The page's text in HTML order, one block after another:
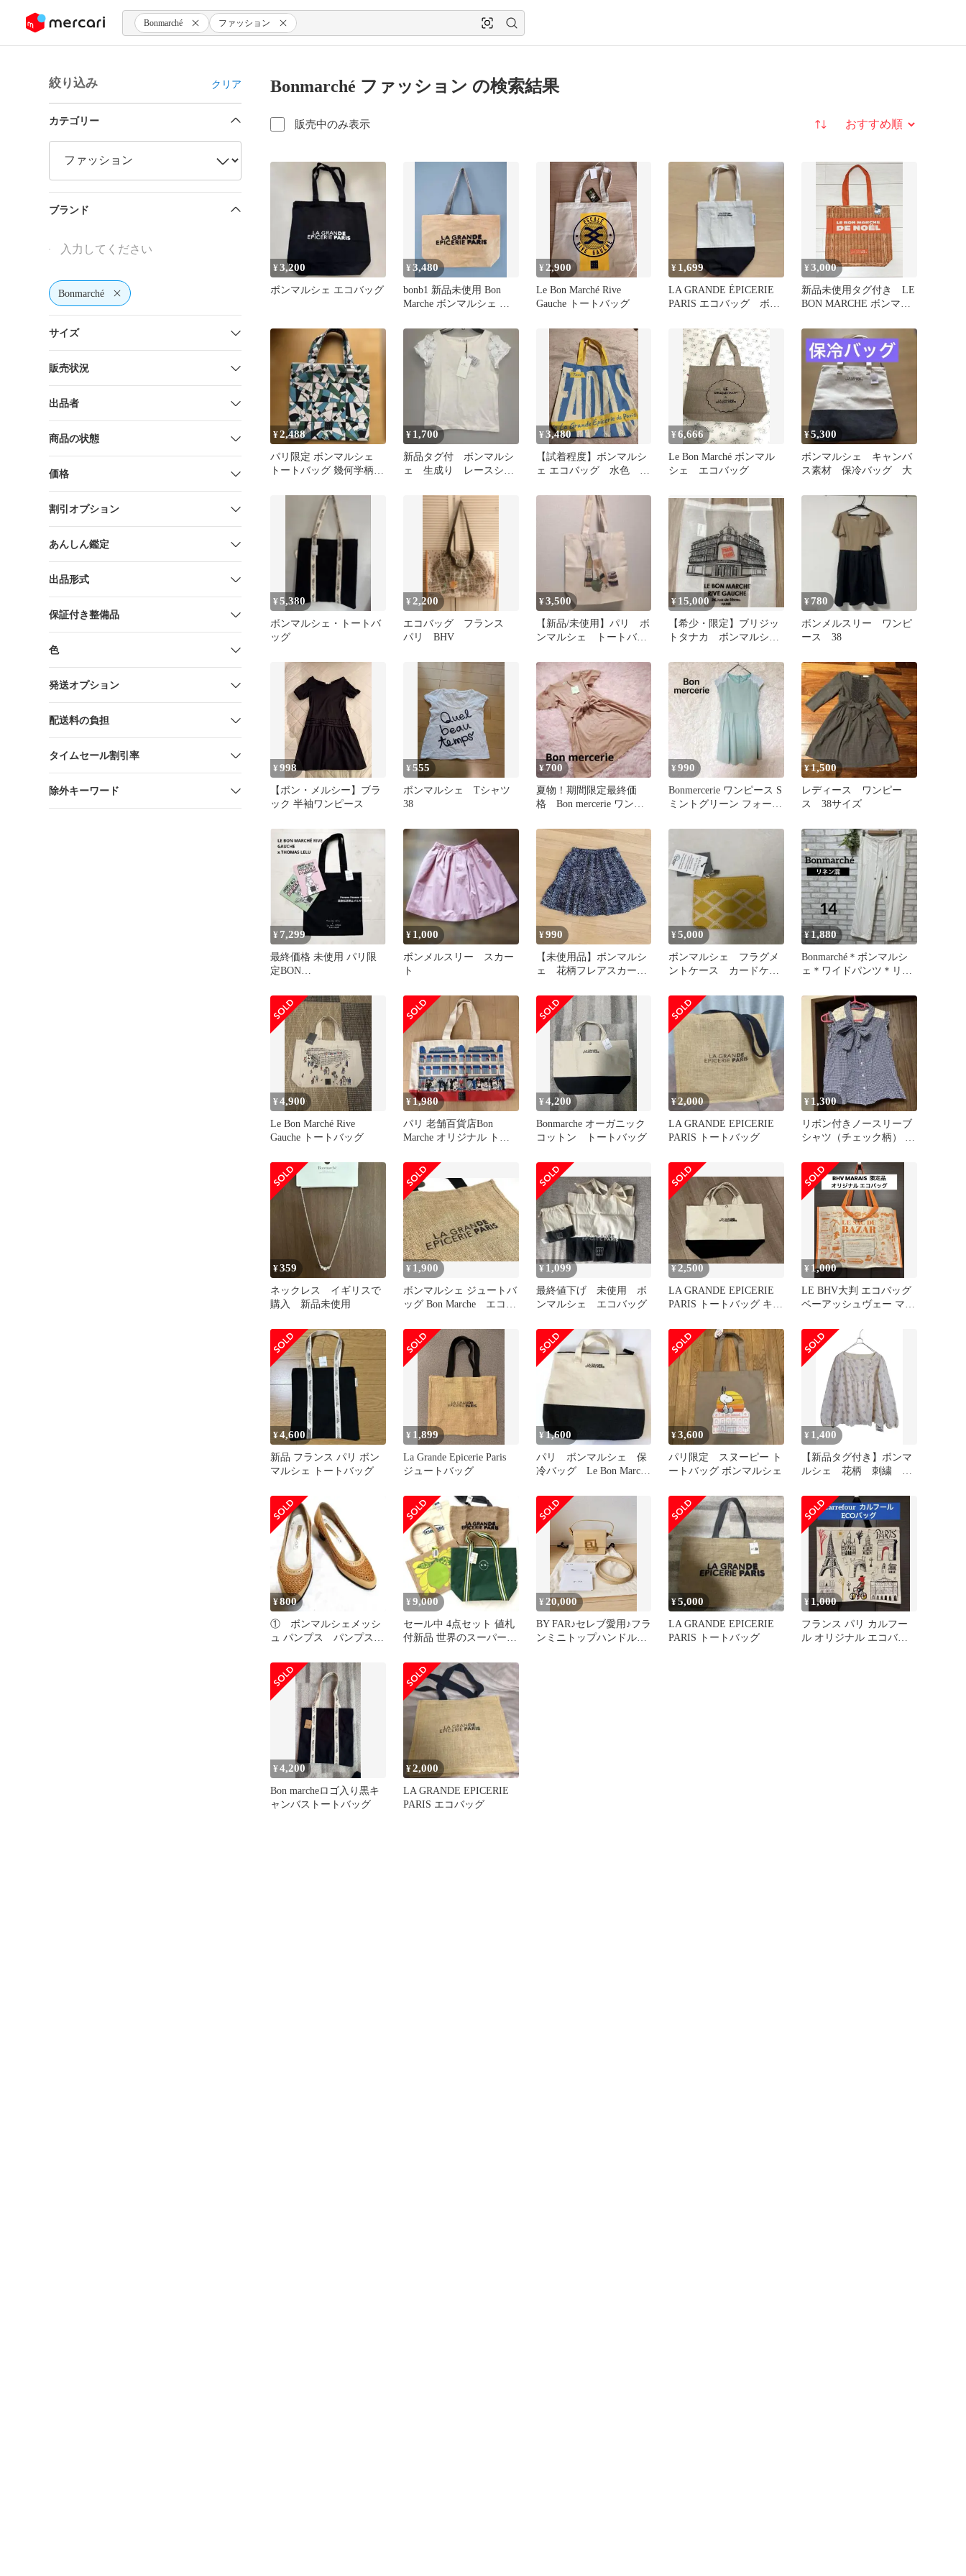
ツにスキップ Bonmarché ファッション
絞り込み クリア
カテゴリー
ブランド
Bonmarché
サイズ
販売状況
出品者
商品の状態
価格
割引オプション
あんしん鑑定
出品形式
保証付き整備品
色
発送オプション
配送料の負担
タイムセール割引率
除外キーワード
Bonmarché ファッション の検索結果
販売中のみ表示 並び替え
¥3,200
ボンマルシェ エコバッグ
¥3,480
bonb1 新品未使用 Bon
Marche ボンマルシェ ジ
¥ 2,900
Le Bon Marché Rive
Gauche トートバッグ
¥ 1,699
LA GRANDE ÉPICERIE
PARIS エコバッグ ボン
¥3,000
新品未使用タグ付き LE
BON MARCHE ボンマル
¥2,488
パリ限定 ボンマルシェ
トートバッグ 幾何学柄
¥ 1,700
新品タグ付 ボンマルシ
ェ 生成り レースシフ
ットソー
¥3,480
【試着程度】ボンマルシ
ェ エコバッグ 水色
¥6,666
Le Bon Marché ボンマル
シェ エコバッグ
¥5,300
ボンマルシェ キャンバ
ス素材 保冷バッグ 大
¥5,380
ボンマルシェ・トートバ
ッグ
¥ 2,200
エコバッグ フランス
パリ BHV
¥3,500
【新品/未使用】パリ ボ
ンマルシェ トートバッ
¥ 15,000
【希少・限定】ブリジッ
トタナカ ボンマルシ
き】
¥ 780
ボンメルスリー ワンピ
ース 38
¥998
【ボン・メルシー】ブラ
ック 半袖ワンピース
¥555
ボンマルシェ Tシャツ
38
¥700
夏物！期間限定最終価
格 Bon mercerie ワンピ
¥990
Bonmercerie ワンピース S
ミントグリーン フォーマ
¥1,500
レディース ワンピー
ス 38サイズ
¥ 7,299
最終価格 未使用 パリ限
定BON
LELU トート黒
¥ 1,000
ボンメルスリー スカー
ト
¥990
【未使用品】ボンマルシ
ェ 花柄フレアスカー
¥5,000
ボンマルシェ フラグメ
ントケース カードケー
¥1,880
Bonmarché＊ボンマルシ
ェ＊ワイドパンツ＊リネ
14
¥4,900
Le Bon Marché Rive
Gauche トートバッグ
¥ 1,980
パリ 老舗百貨店Bon
Marche オリジナル トー
¥4,200
Bonmarche オーガニック
コットン トートバッグ
¥2,000
LA GRANDE EPICERIE
PARIS トートバッグ
¥ 1,300
リボン付きノースリーブ
シャツ（チェック柄） ボ
¥359
ネックレス イギリスで
購入 新品未使用
¥ 1,900
ボンマルシェ ジュートバ
ッグ Bon Marche エコバ
¥1,099
最終値下げ 未使用 ボ
ンマルシェ エコバッグ
¥2,500
LA GRANDE EPICERIE
PARIS トートバッグ キャ
¥ 1,000
LE BHV大判 エコバッグ
ベーアッシュヴェー マレ
¥4,600
新品 フランス パリ ボン
マルシェ トートバッグ
¥ 1,899
La Grande Epicerie Paris
ジュートバッグ
¥1,600
パリ ボンマルシェ 保
冷バッグ Le Bon Marche
¥3,600
パリ限定 スヌーピー ト
ートバッグ ボンマルシェ
¥ 1,400
【新品タグ付き】ボンマ
ルシェ 花柄 刺繍 総
トワーク
¥800
① ボンマルシェメッシ
ュ パンプス パンプス
あり
¥ 9,000
セール中 4点セット 値札
付新品 世界のスーパーマ
シェ
¥ 20,000
BY FAR♪セレブ愛用♪フラ
ンミニトップハンドルバ
¥5,000
LA GRANDE EPICERIE
PARIS トートバッグ
¥ 1,000
フランス パリ カルフー
ル オリジナル エコバッ
¥4,200
Bon marcheロゴ入り黒キ
ャンバストートバッグ
¥2,000
LA GRANDE EPICERIE
PARIS エコバッグ